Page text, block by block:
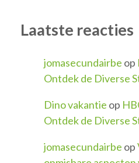
Laatste reacties
jomasecundairbe op
Ontdek de Diverse
Dino vakantie op
Ontdek de Diverse
jomasecundairbe op